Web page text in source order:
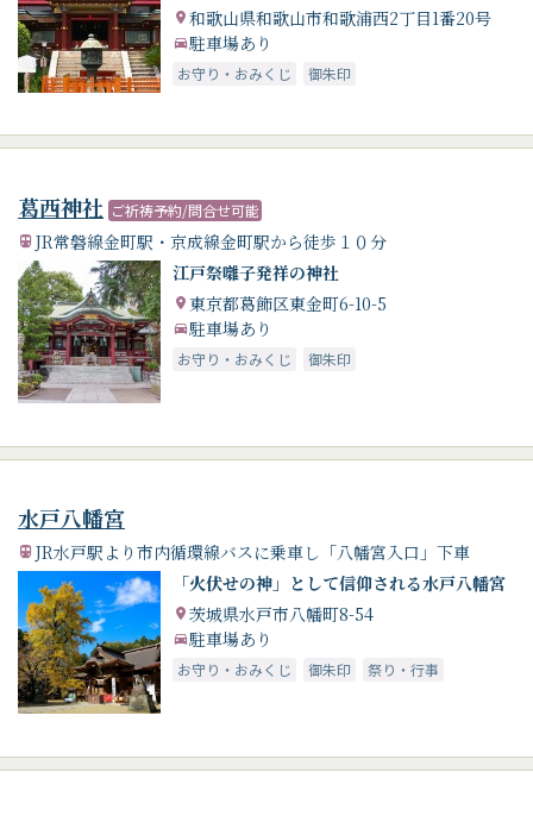
和歌山県和歌山市和歌浦西2丁目1番20号
駐車場あり
お守り・おみくじ 御朱印
葛西神社 ご祈祷予約/問合せ可能
JR常磐線金町駅・京成線金町駅から徒歩１０分
江戸祭囃子発祥の神社
東京都葛飾区東金町6-10-5
駐車場あり
お守り・おみくじ 御朱印
水戸八幡宮
JR水戸駅より市内循環線バスに乗車し「八幡宮入口」下車
「火伏せの神」として信仰される水戸八幡宮
茨城県水戸市八幡町8-54
駐車場あり
お守り・おみくじ 御朱印 祭り・行事